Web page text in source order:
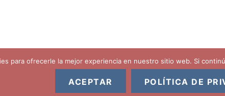
politica de cookies
para ofrecerle la mejor experiencia en nuestro sitio web. Si
ACEPTAR POLÍTICA DE